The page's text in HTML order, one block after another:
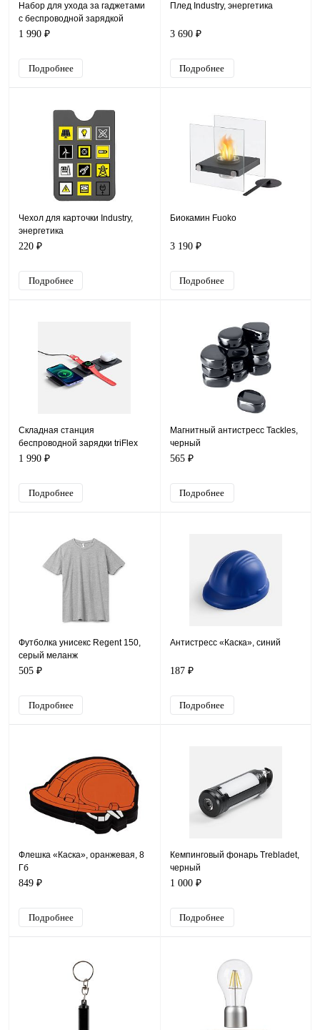
Набор для ухода за гаджетами
с беспроводной зарядкой
Rules, черный
1 990 ₽
Подробнее
Плед Industry, энергетика
3 690 ₽
Подробнее
Чехол для карточки Industry,
энергетика
220 ₽
Подробнее
Биокамин Fuoko
3 190 ₽
Подробнее
Складная станция
беспроводной зарядки triFlex
Light, черная
1 990 ₽
Подробнее
Магнитный антистресс Tackles,
черный
565 ₽
Подробнее
Футболка унисекс Regent 150,
серый меланж
505 ₽
Подробнее
Антистресс «Каска», синий
187 ₽
Подробнее
Флешка «Каска», оранжевая, 8
Гб
849 ₽
Подробнее
Кемпинговый фонарь Trebladet,
черный
1 000 ₽
Подробнее